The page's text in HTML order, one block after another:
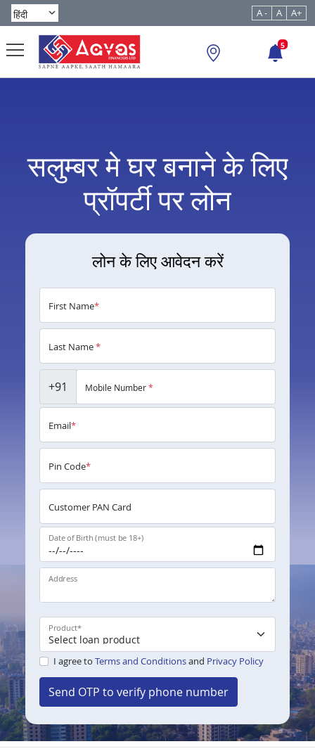
A - A A+
5
सलुम्बर मे घर बनाने के लिए
प्रॉपर्टी पर लोन
लोन के लिए आवेदन करें
First Name*
Last Name*
+91 Mobile Number*
Email*
Pin Code*
Customer PAN Card
Date of Birth (must be 18+)
Address
Product*
I agree to Terms and Conditionsand Privacy Policy
Send OTP to verify phone number